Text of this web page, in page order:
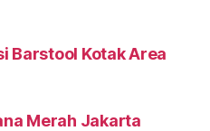
Barstool Kotak Area
Merah Jakarta